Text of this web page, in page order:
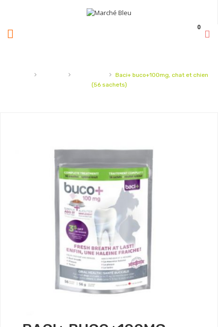
0
› › › Baci+ buco+100mg, chat et chien
(56 sachets)